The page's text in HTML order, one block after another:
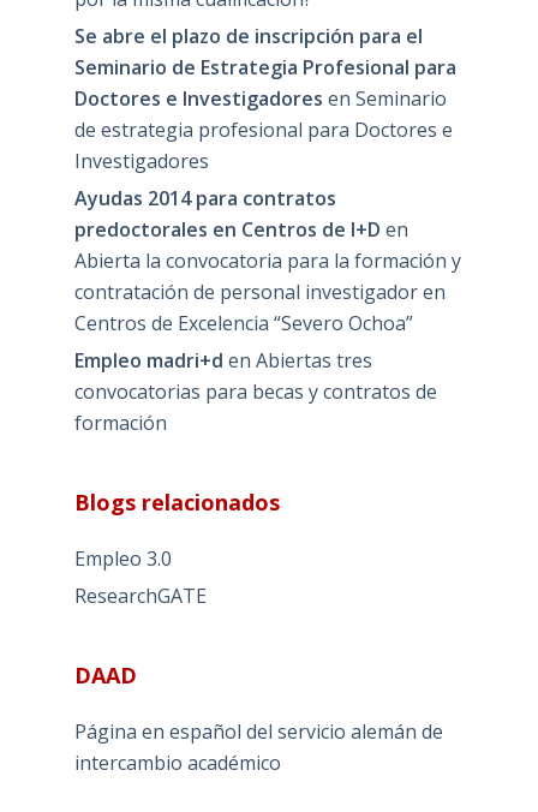
Se abre el plazo de inscripción para el
Seminario de Estrategia Profesional para
Doctores e Investigadores en Seminario
de estrategia profesional para Doctores e
Investigadores
Ayudas 2014 para contratos
predoctorales en Centros de I+D en
Abierta la convocatoria para la formación y
contratación de personal investigador en
Centros de Excelencia “Severo Ochoa”
Empleo madri+d en Abiertas tres
convocatorias para becas y contratos de
formación
Blogs relacionados
Empleo 3.0
ResearchGATE
DAAD
Página en español del servicio alemán de
intercambio académico